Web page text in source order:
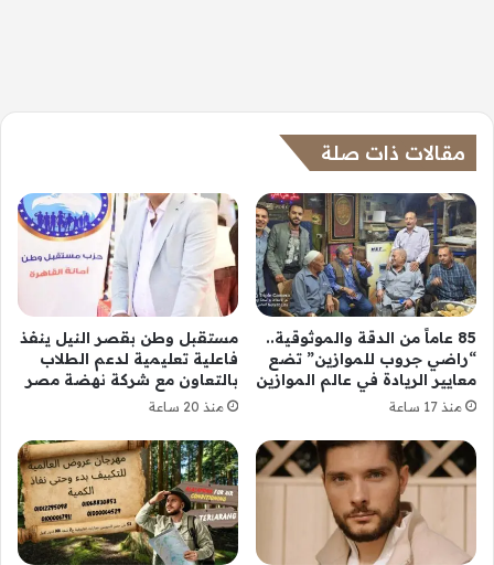
مقالات ذات صلة
85 عاماً من الدقة والموثوقية..
“راضي جروب للموازين” تضع
معايير الريادة في عالم الموازين
منذ 17 ساعة
مستقبل وطن بقصر النيل ينفذ
فاعلية تعليمية لدعم الطلاب
بالتعاون مع شركة نهضة مصر
منذ 20 ساعة